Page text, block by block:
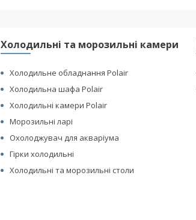
Холодильні та морозильні камери
Холодильне обладнання Polair
Холодильна шафа Polair
Холодильні камери Polair
Морозильні ларі
Охолоджувач для акваріума
Гірки холодильні
Холодильні та морозильні столи